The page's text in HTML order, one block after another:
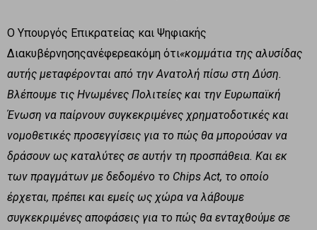
Ο Υπουργός Επικρατείας και Ψηφιακής
Διακυβέρνησηςανέφερεακόμη ότι«κομμάτια της αλυσίδας
αυτής μεταφέρονται από την Ανατολή πίσω στη Δύση.
Βλέπουμε τις Ηνωμένες Πολιτείες και την Ευρωπαϊκή
Ένωση να παίρνουν συγκεκριμένες χρηματοδοτικές και
νομοθετικές προσεγγίσεις για το πώς θα μπορούσαν να
δράσουν ως καταλύτες σε αυτήν τη προσπάθεια. Και εκ
των πραγμάτων με δεδομένο το Chips Act, το οποίο
έρχεται, πρέπει και εμείς ως χώρα να λάβουμε
συγκεκριμένες αποφάσεις για το πώς θα ενταχθούμε σε